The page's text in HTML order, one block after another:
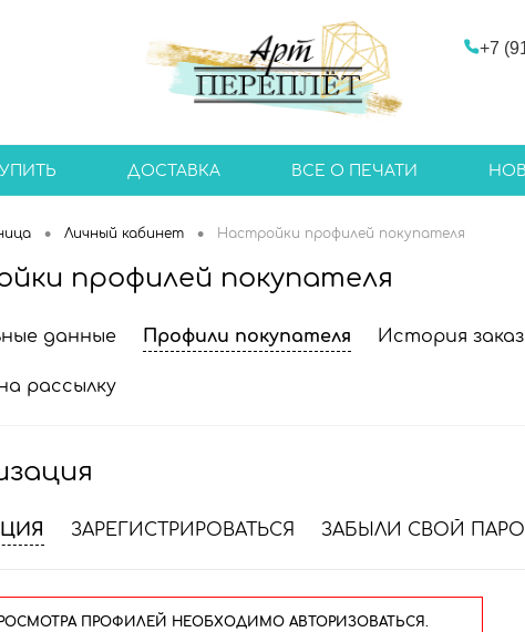
+7
ДОСТАВКА ВСЕ О ПЕЧАТИ
• Личный кабинет • Настройки профилей покупателя
профилей покупателя
данные Профили покупателя История
рассылку
ЗАРЕГИСТРИРОВАТЬСЯ ЗАБЫЛИ СВОЙ
ПРОФИЛЕЙ НЕОБХОДИМО АВТОРИЗОВАТЬСЯ.